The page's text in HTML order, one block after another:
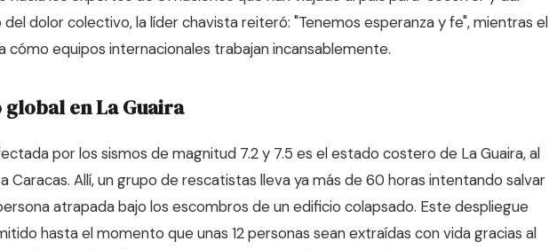
del dolor colectivo, la líder chavista reiteró: "Tenemos esperanza y fe", mientras el
cómo equipos internacionales trabajan incansablemente.
global en La Guaira
por los sismos de magnitud 7.2 y 7.5 es el estado costero de La Guaira, al
Caracas. Allí, un grupo de rescatistas lleva ya más de 60 horas intentando salvar
atrapada bajo los escombros de un edificio colapsado. Este despliegue
hasta el momento que unas 12 personas sean extraídas con vida gracias al